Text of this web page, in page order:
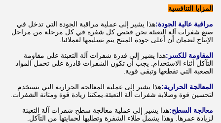
المزايا التنافسية
مراقبة عالية الجودة:هذا يشير إلى عملية مراقبة الجودة التي تدخل في
صنع شفرات آلة التعبئة.نحن فحص كل شفرة في كل مرحلة من مراحل
الإنتاج لضمان أن أعلى جودة المنتج يتم تسليمها لعملائنا.
المقاومة للكسر:هذا يشير إلى قدرة شفرات آلة التعبئة على مقاومة
التآكل أثناء الاستخدام. يجب أن تكون الشفرات قادرة على تحمل المواد
الصعبة التي تقطعها وتبقى قوية.
المعالجة الحرارية:هذا يشير إلى عملية المعالجة الحرارية التي تستخدم
لتحسين قوة وصلابة شفرات آلة التعبئة.يمكننا زيادة قوة ومتانة الشفرات.
معالجة السطح:هذا يشير إلى عملية معالجة سطح شفرات آلة التعبئة
لزيادة عمرها. وهذا يشمل طلاء الشفرة وتطليها لحمايتها من التآكل.